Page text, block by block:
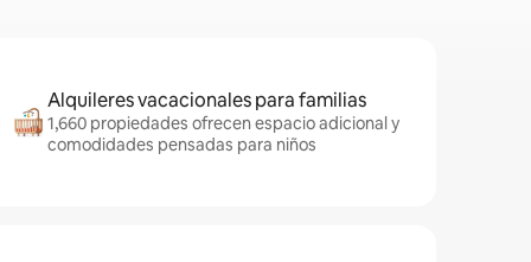
Alquileres vacacionales para familias
1,660 propiedades ofrecen espacio adicional y
comodidades pensadas para niños